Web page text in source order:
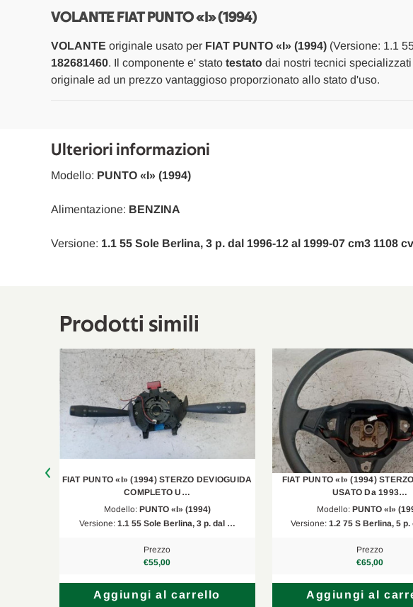
VOLANTE FIAT PUNTO «I» (1994)
VOLANTE originale usato per FIAT PUNTO «I» (1994)(Versione: 1.1
182681460. Il componente e' stato testatodai nostri tecnici
originale ad un prezzo vantaggioso proporzionato allo stato d'uso.
Ulteriori informazioni
Modello: PUNTO «I» (1994)
Versione: 1.1 55 Sole Berlina, 3 p. dal 1996-12 al 1999-07 cm3 1108
Alimentazione: BENZINA
Prodotti simili
FIAT PUNTO «I» (1994) STERZO DEVIOGUIDA
COMPLETO U…
Modello: PUNTO «I» (1994)
Versione: 1.1 55 Sole Berlina, 3 p. dal …
Prezzo
€55,00
Aggiungi al carrello
FIAT PUNTO «I» (1994)
USATO Da 1993…
Modello: PUNTO «I»
Versione: 1.2 75 S Berlina, 5
Prezzo
€65,00
Aggiungi al